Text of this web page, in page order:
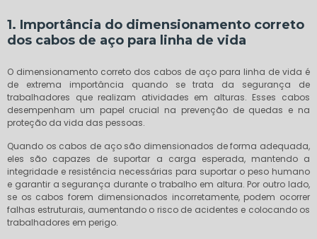
1. Importância do dimensionamento correto
dos cabos de aço para linha de vida
O dimensionamento correto dos cabos de aço para linha de vida é
de extrema importância quando se trata da segurança de
trabalhadores que realizam atividades em alturas. Esses cabos
desempenham um papel crucial na prevenção de quedas e na
proteção da vida das pessoas.
Quando os cabos de aço são dimensionados de forma adequada,
eles são capazes de suportar a carga esperada, mantendo a
integridade e resistência necessárias para suportar o peso humano
e garantir a segurança durante o trabalho em altura. Por outro lado,
se os cabos forem dimensionados incorretamente, podem ocorrer
falhas estruturais, aumentando o risco de acidentes e colocando os
trabalhadores em perigo.